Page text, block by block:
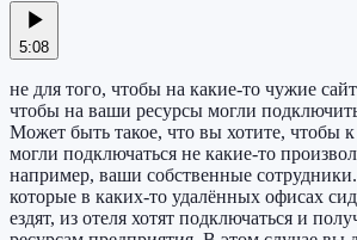
5:08
не для того, чтобы на какие-то чужие
чтобы на ваши ресурсы могли
Может быть такое, что вы хотите, чтобы
могли подключаться не какие-то
например, ваши собственные
которые в каких-то удалённых офисах
ездят, из отеля хотят подключаться и